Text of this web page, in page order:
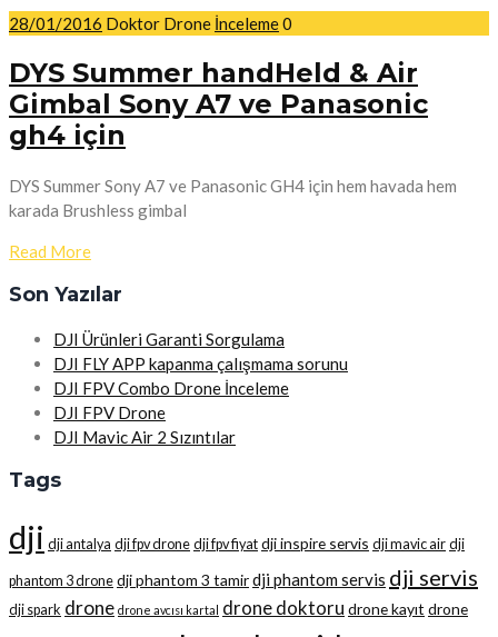
28/01/2016 Doktor Drone İnceleme0
DYS Summer handHeld & Air
Gimbal Sony A7 ve Panasonic
gh4 için
DYS Summer Sony A7 ve Panasonic GH4 için hem havada hem
karada Brushless gimbal
Read More
Son Yazılar
DJI Ürünleri Garanti Sorgulama
DJI FLY APP kapanma çalışmama sorunu
DJI FPV Combo Drone İnceleme
DJI FPV Drone
DJI Mavic Air 2 Sızıntılar
Tags
dji dji antalya dji fpv drone dji fpv fiyat dji inspire servis dji mavic air dji
phantom 3 drone dji phantom 3 tamirdji phantom servis dji servis
dji spark drone drone avcısı kartal drone doktoru drone kayıt drone